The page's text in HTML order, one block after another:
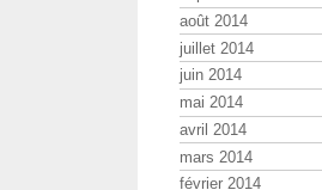
août 2014
juillet 2014
juin 2014
mai 2014
avril 2014
mars 2014
février 2014